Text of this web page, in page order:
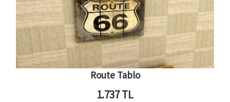
Route Tablo
1.737TL